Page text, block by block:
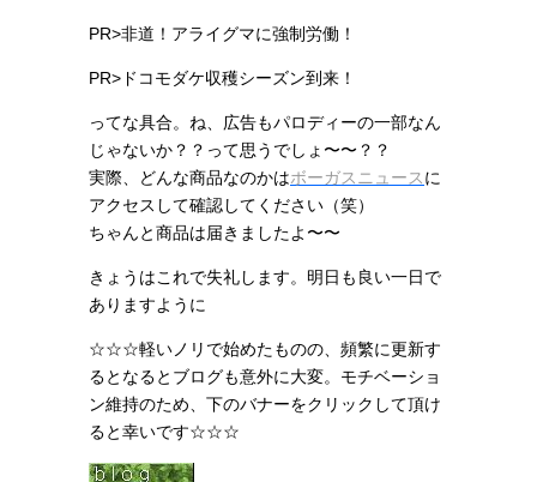
PR>非道！アライグマに強制労働！
PR>ドコモダケ収穫シーズン到来！
ってな具合。ね、広告もパロディーの一部なん
じゃないか？？って思うでしょ〜〜？？
実際、どんな商品なのかはボーガスニュースに
アクセスして確認してください（笑）
ちゃんと商品は届きましたよ〜〜
きょうはこれで失礼します。明日も良い一日で
ありますように
☆☆☆軽いノリで始めたものの、頻繁に更新す
るとなるとブログも意外に大変。モチベーショ
ン維持のため、下のバナーをクリックして頂け
ると幸いです☆☆☆